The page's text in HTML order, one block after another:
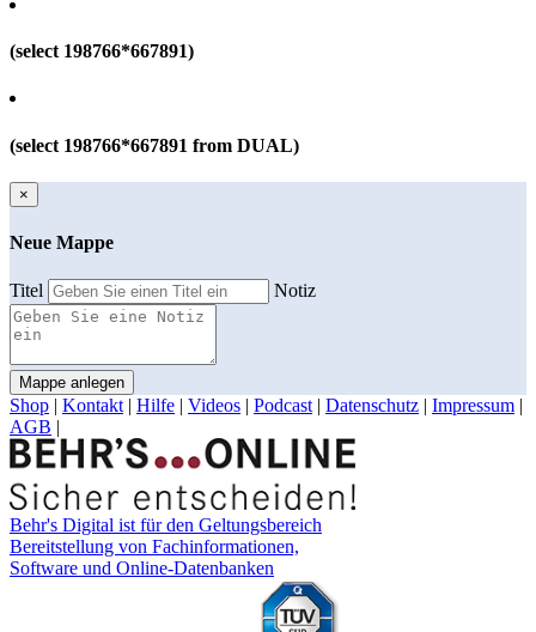
(select 198766*667891)
(select 198766*667891 from DUAL)
×
Neue Mappe
Titel Notiz
Mappe anlegen
Shop | Kontakt | Hilfe | Videos | Podcast | Datenschutz | Impressum |
AGB |
Behr's Digital ist für den Geltungsbereich
Bereitstellung von Fachinformationen,
Software und Online-Datenbanken